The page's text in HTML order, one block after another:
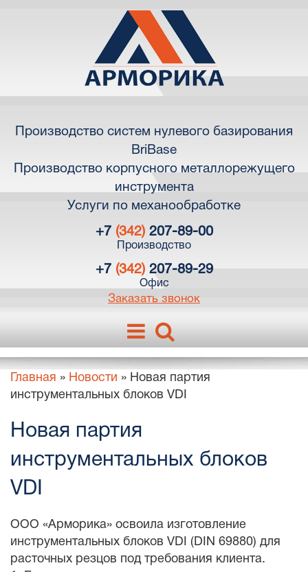
Производство систем нулевого базирования
BriBase
Производство корпусного металлорежущего
инструмента
Услуги по механообработке
+7 (342)207-89-00
Производство
+7 (342)207-89-29
Офис
Заказать звонок
Главная » Новости » Новая партия
инструментальных блоков VDI
Новая партия
инструментальных блоков
VDI
ООО «Арморика» освоила изготовление
инструментальных блоков VDI (DIN 69880) для
расточных резцов под требования клиента.